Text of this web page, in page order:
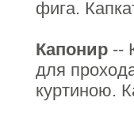
фига.
Капонир --
для
куртиною.